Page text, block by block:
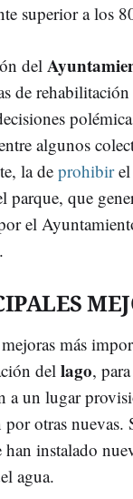
superior a los
del
de
algunos
la de prohibir
parque, que
el
más
del lago,
a un lugar
otras nuevas.
han instalado
agua.